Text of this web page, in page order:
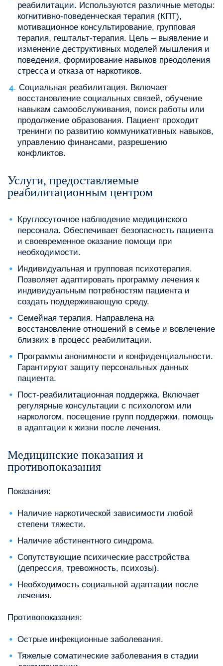
реабилитации. Используются различные методы:
когнитивно-поведенческая терапия (КПТ),
мотивационное консультирование, групповая
терапия, гештальт-терапия. Цель – выявление и
изменение деструктивных моделей мышления и
поведения, формирование навыков преодоления
стресса и отказа от наркотиков.
Социальная реабилитация. Включает
восстановление социальных связей, обучение
навыкам самообслуживания, поиск работы или
продолжение образования. Пациент проходит
тренинги по развитию коммуникативных навыков,
управлению финансами, разрешению
конфликтов.
Услуги, предоставляемые
реабилитационным центром
Круглосуточное наблюдение медицинского
персонала. Обеспечивает безопасность пациента
и своевременное оказание помощи при
необходимости.
Индивидуальная и групповая психотерапия.
Позволяет адаптировать программу лечения к
индивидуальным потребностям пациента и
создать поддерживающую среду.
Семейная терапия. Направлена на
восстановление отношений в семье и вовлечение
близких в процесс реабилитации.
Программы анонимности и конфиденциальности.
Гарантируют защиту персональных данных
пациента.
Пост-реабилитационная поддержка. Включает
регулярные консультации с психологом или
наркологом, посещение групп поддержки, помощь
в адаптации к жизни после лечения.
Медицинские показания и
противопоказания
Показания:
Наличие наркотической зависимости любой
степени тяжести.
Наличие абстинентного синдрома.
Сопутствующие психические расстройства
(депрессия, тревожность, психозы).
Необходимость социальной адаптации после
лечения.
Противопоказания:
Острые инфекционные заболевания.
Тяжелые соматические заболевания в стадии